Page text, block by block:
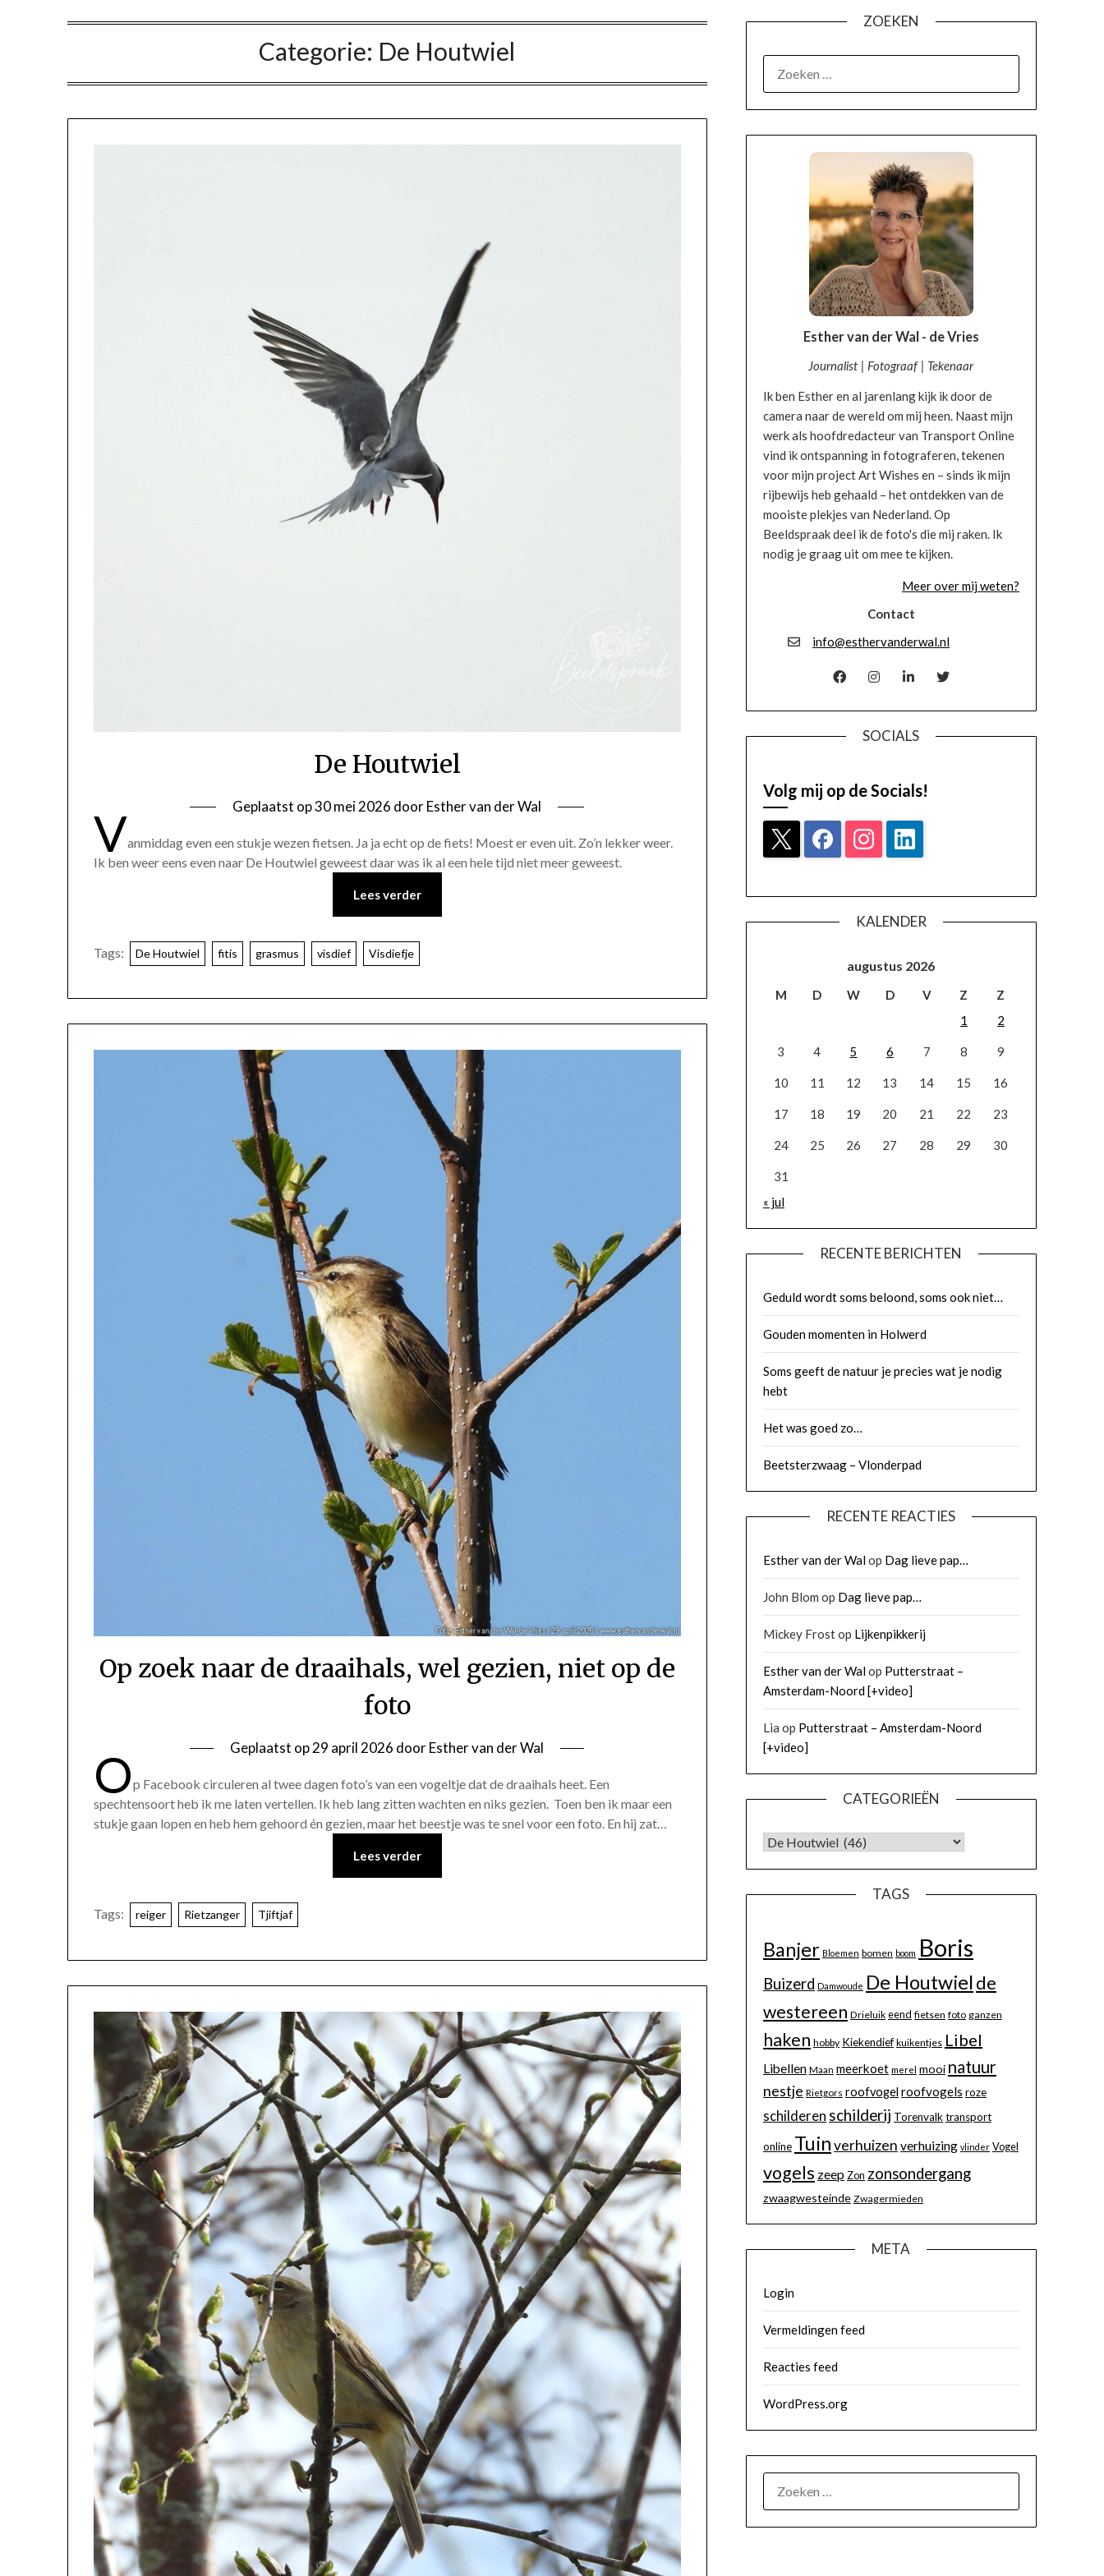
Categorie: De Houtwiel
De Houtwiel
Geplaatst op30 mei 2026 doorEsther van der Wal
Vanmiddag even een stukje wezen fietsen. Ja ja echt op de fiets! Moest er even uit. Zo’n lekker weer.
Ik ben weer eens even naar De Houtwiel geweest daar was ik al een hele tijd niet meer geweest.
Lees verder
Tags: De Houtwiel fitis grasmus visdief Visdiefje
Op zoek naar de draaihals, wel gezien, niet op de
foto
Geplaatst op29 april 2026 doorEsther van der Wal
Op Facebook circuleren al twee dagen foto’s van een vogeltje dat de draaihals heet. Een
spechtensoort heb ik me laten vertellen. Ik heb lang zitten wachten en niks gezien. Toen ben ik maar een
stukje gaan lopen en heb hem gehoord én gezien, maar het beestje was te snel voor een foto. En hij zat…
Lees verder
Tags: reiger Rietzanger Tjiftjaf
ZOEKEN
OVER MIJ
Esther van der Wal - de Vries
Journalist | Fotograaf | Tekenaar
Ik ben Esther en al jarenlang kijk ik door de
camera naar de wereld om mij heen. Naast mijn
werk als hoofdredacteur van Transport Online
vind ik ontspanning in fotograferen, tekenen
voor mijn project Art Wishes en – sinds ik mijn
rijbewijs heb gehaald – het ontdekken van de
mooiste plekjes van Nederland. Op
Beeldspraak deel ik de foto's die mij raken. Ik
nodig je graag uit om mee te kijken.
Meer over mij weten?
Contact
info@esthervanderwal.nl
SOCIALS
Volg mij op de Socials!
KALENDER
augustus 2026
M D W D V Z
Z
1
2
3 4 5 6 7 8 9
10 11 12 13 14 15 16
17 18 19 20 21 22 23
24 25 26 27 28 29 30
31
« jul
RECENTE BERICHTEN
Geduld wordt soms beloond, soms ook niet…
Gouden momenten in Holwerd
Soms geeft de natuur je precies wat je nodig
hebt
Het was goed zo…
Beetsterzwaag – Vlonderpad
RECENTE REACTIES
Esther van der Walop Dag lieve pap…
John Blom op Dag lieve pap…
Mickey Frostop Lijkenpikkerij
Esther van der Walop Putterstraat –
Amsterdam-Noord [+video]
Lia op Putterstraat – Amsterdam-Noord
[+video]
CATEGORIEËN
TAGS
Banjer Bloemen bomen boom Boris
Buizerd Damwoude De Houtwielde
westereen Drieluik eend fietsen foto ganzen
haken hobby Kiekendief kuikentjes Libel
Libellen Maan meerkoet merel mooi natuur
nestje Rietgors roofvogel roofvogels roze
schilderen schilderij Torenvalktransport
online Tuinverhuizen verhuizing vlinder Vogel
vogels zeep Zon zonsondergang
zwaagwesteinde Zwagermieden
META
Login
Vermeldingen feed
Reacties feed
WordPress.org